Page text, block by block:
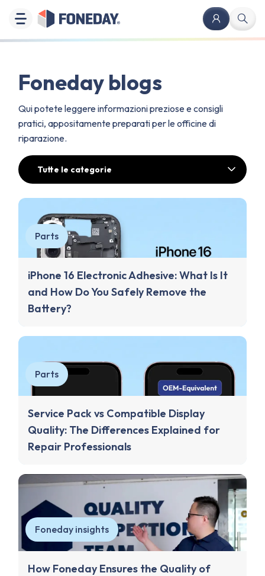
Foneday blogs
Qui potete leggere informazioni preziose e consigli
pratici, appositamente preparati per le officine di
riparazione.
Tutte le categorie
Parts
iPhone 16 Electronic Adhesive: What Is It
and How Do You Safely Remove the
Battery?
Parts
Service Pack vs Compatible Display
Quality: The Differences Explained for
Repair Professionals
Foneday insights
How Foneday Ensures the Quality of